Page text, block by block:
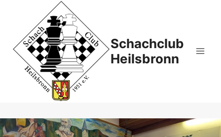
springen
Schachclub
Heilsbronn